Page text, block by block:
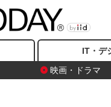
IT・デ
映画・ドラマ